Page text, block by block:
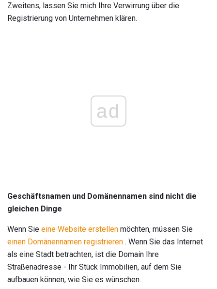
Zweitens, lassen Sie mich Ihre Verwirrung über die
Registrierung von Unternehmen klären.
ad
Geschäftsnamen und Domänennamen sind nicht die
gleichen Dinge
Wenn Sie eine Website erstellen möchten, müssen Sie
einen Domänennamen registrieren . Wenn Sie das Internet
als eine Stadt betrachten, ist die Domain Ihre
Straßenadresse - Ihr Stück Immobilien, auf dem Sie
aufbauen können, wie Sie es wünschen.